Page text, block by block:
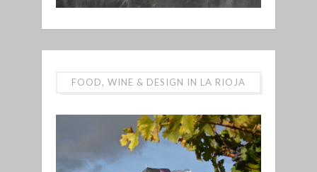
FOOD, WINE & DESIGN IN LA RIOJA